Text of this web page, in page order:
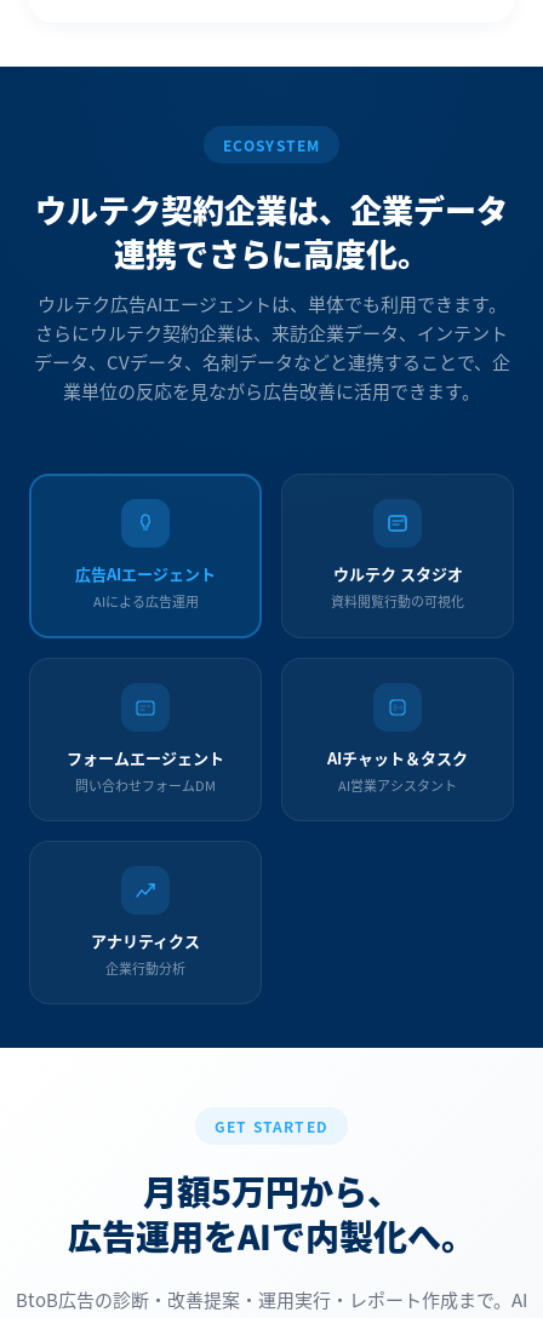
ECOSYSTEM
ウルテク契約企業は、 企業データ
連携でさらに高度化。
ウルテク広告AIエージェントは、単体でも利用できます。
さらにウルテク契約企業は、来訪企業データ、インテント
データ、CVデータ、名刺データなどと連携することで、企
業単位の反応を見ながら広告改善に活用できます。
広告AIエージェント
AIによる広告運用
ウルテク スタジオ
資料閲覧行動の可視化
フォームエージェント
問い合わせフォームDM
AIチャット＆タスク
AI営業アシスタント
アナリティクス
企業行動分析
GET STARTED
月額5万円から、
広告運用をAIで内製化へ。
BtoB広告の診断・改善提案・運用実行・レポート作成まで。AI